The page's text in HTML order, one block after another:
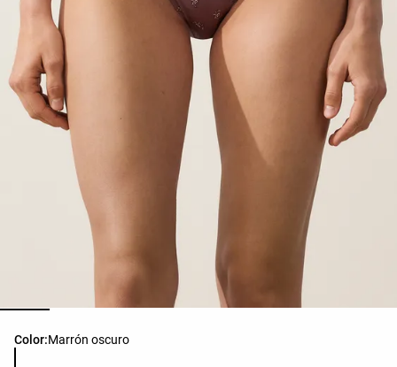
Color:Marrón oscuro
Lista de colores del producto